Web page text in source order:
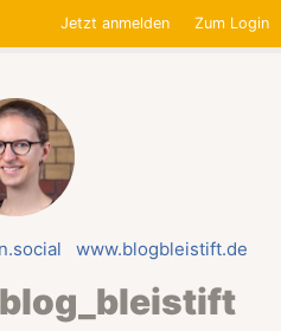
Jetzt anmelden Zum Login
www.blogbleistift.de
blog_bleistift